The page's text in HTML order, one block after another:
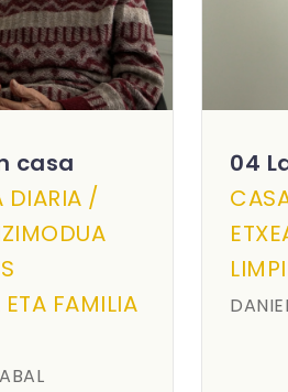
casa
DIARIA /
FAMILIA
04